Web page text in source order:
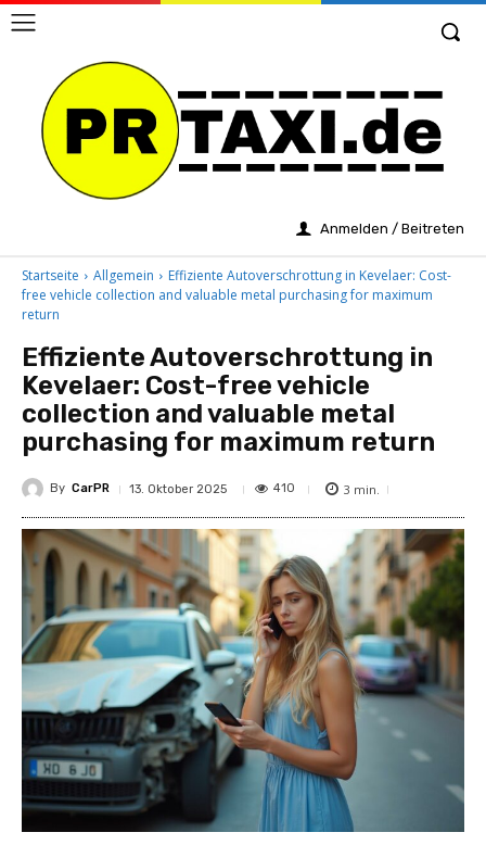
Anmelden / Beitreten
Startseite Allgemein
Effiziente Autoverschrottung in Kevelaer: Cost-
free vehicle collection and valuable metal purchasing for maximum
return
Effiziente Autoverschrottung in
Kevelaer: Cost-free vehicle
collection and valuable metal
purchasing for maximum return
By CarPR 13. Oktober 2025 410 3 min.